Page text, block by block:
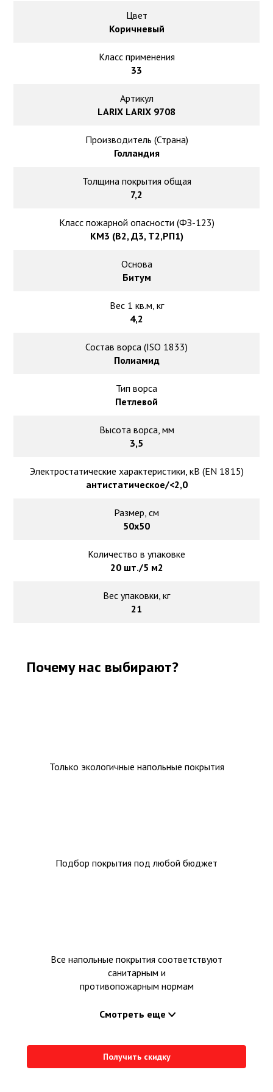
Ковролин оптом
Ковролин под теплый пол
Цвет
Коричневый
Класс применения
33
Артикул
LARIX LARIX 9708
Производитель (Страна)
Голландия
Толщина покрытия общая
7,2
Класс пожарной опасности (ФЗ-123)
КМ3 (В2, Д3, Т2,РП1)
Основа
Битум
Вес 1 кв.м, кг
4,2
Состав ворса (ISO 1833)
Полиамид
Тип ворса
Петлевой
Высота ворса, мм
3,5
Электростатические характеристики, кВ (EN 1815)
антистатическое/<2,0
Размер, см
50х50
Количество в упаковке
20 шт./5 м2
Вес упаковки, кг
21
Почему нас выбирают?
Только экологичные напольные покрытия
Подбор покрытия под любой бюджет
Все напольные покрытия соответствуют
санитарным и
противопожарным нормам
Смотреть еще
Получить скидку